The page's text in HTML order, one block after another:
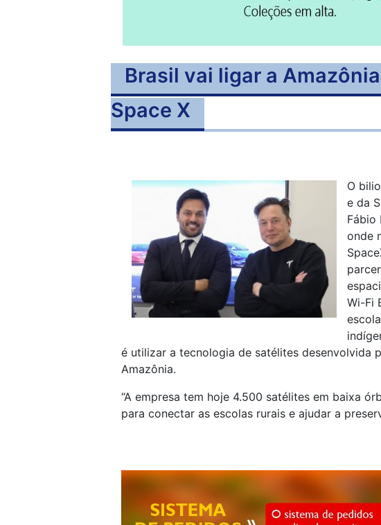
Brasil vai ligar a
Space X
O
e da
Fábio
onde
Wi-Fi
é utilizar a tecnologia de satélites desenvolvida
Amazônia.
“A empresa tem hoje 4.500 satélites em baixa
para conectar as escolas rurais e ajudar a